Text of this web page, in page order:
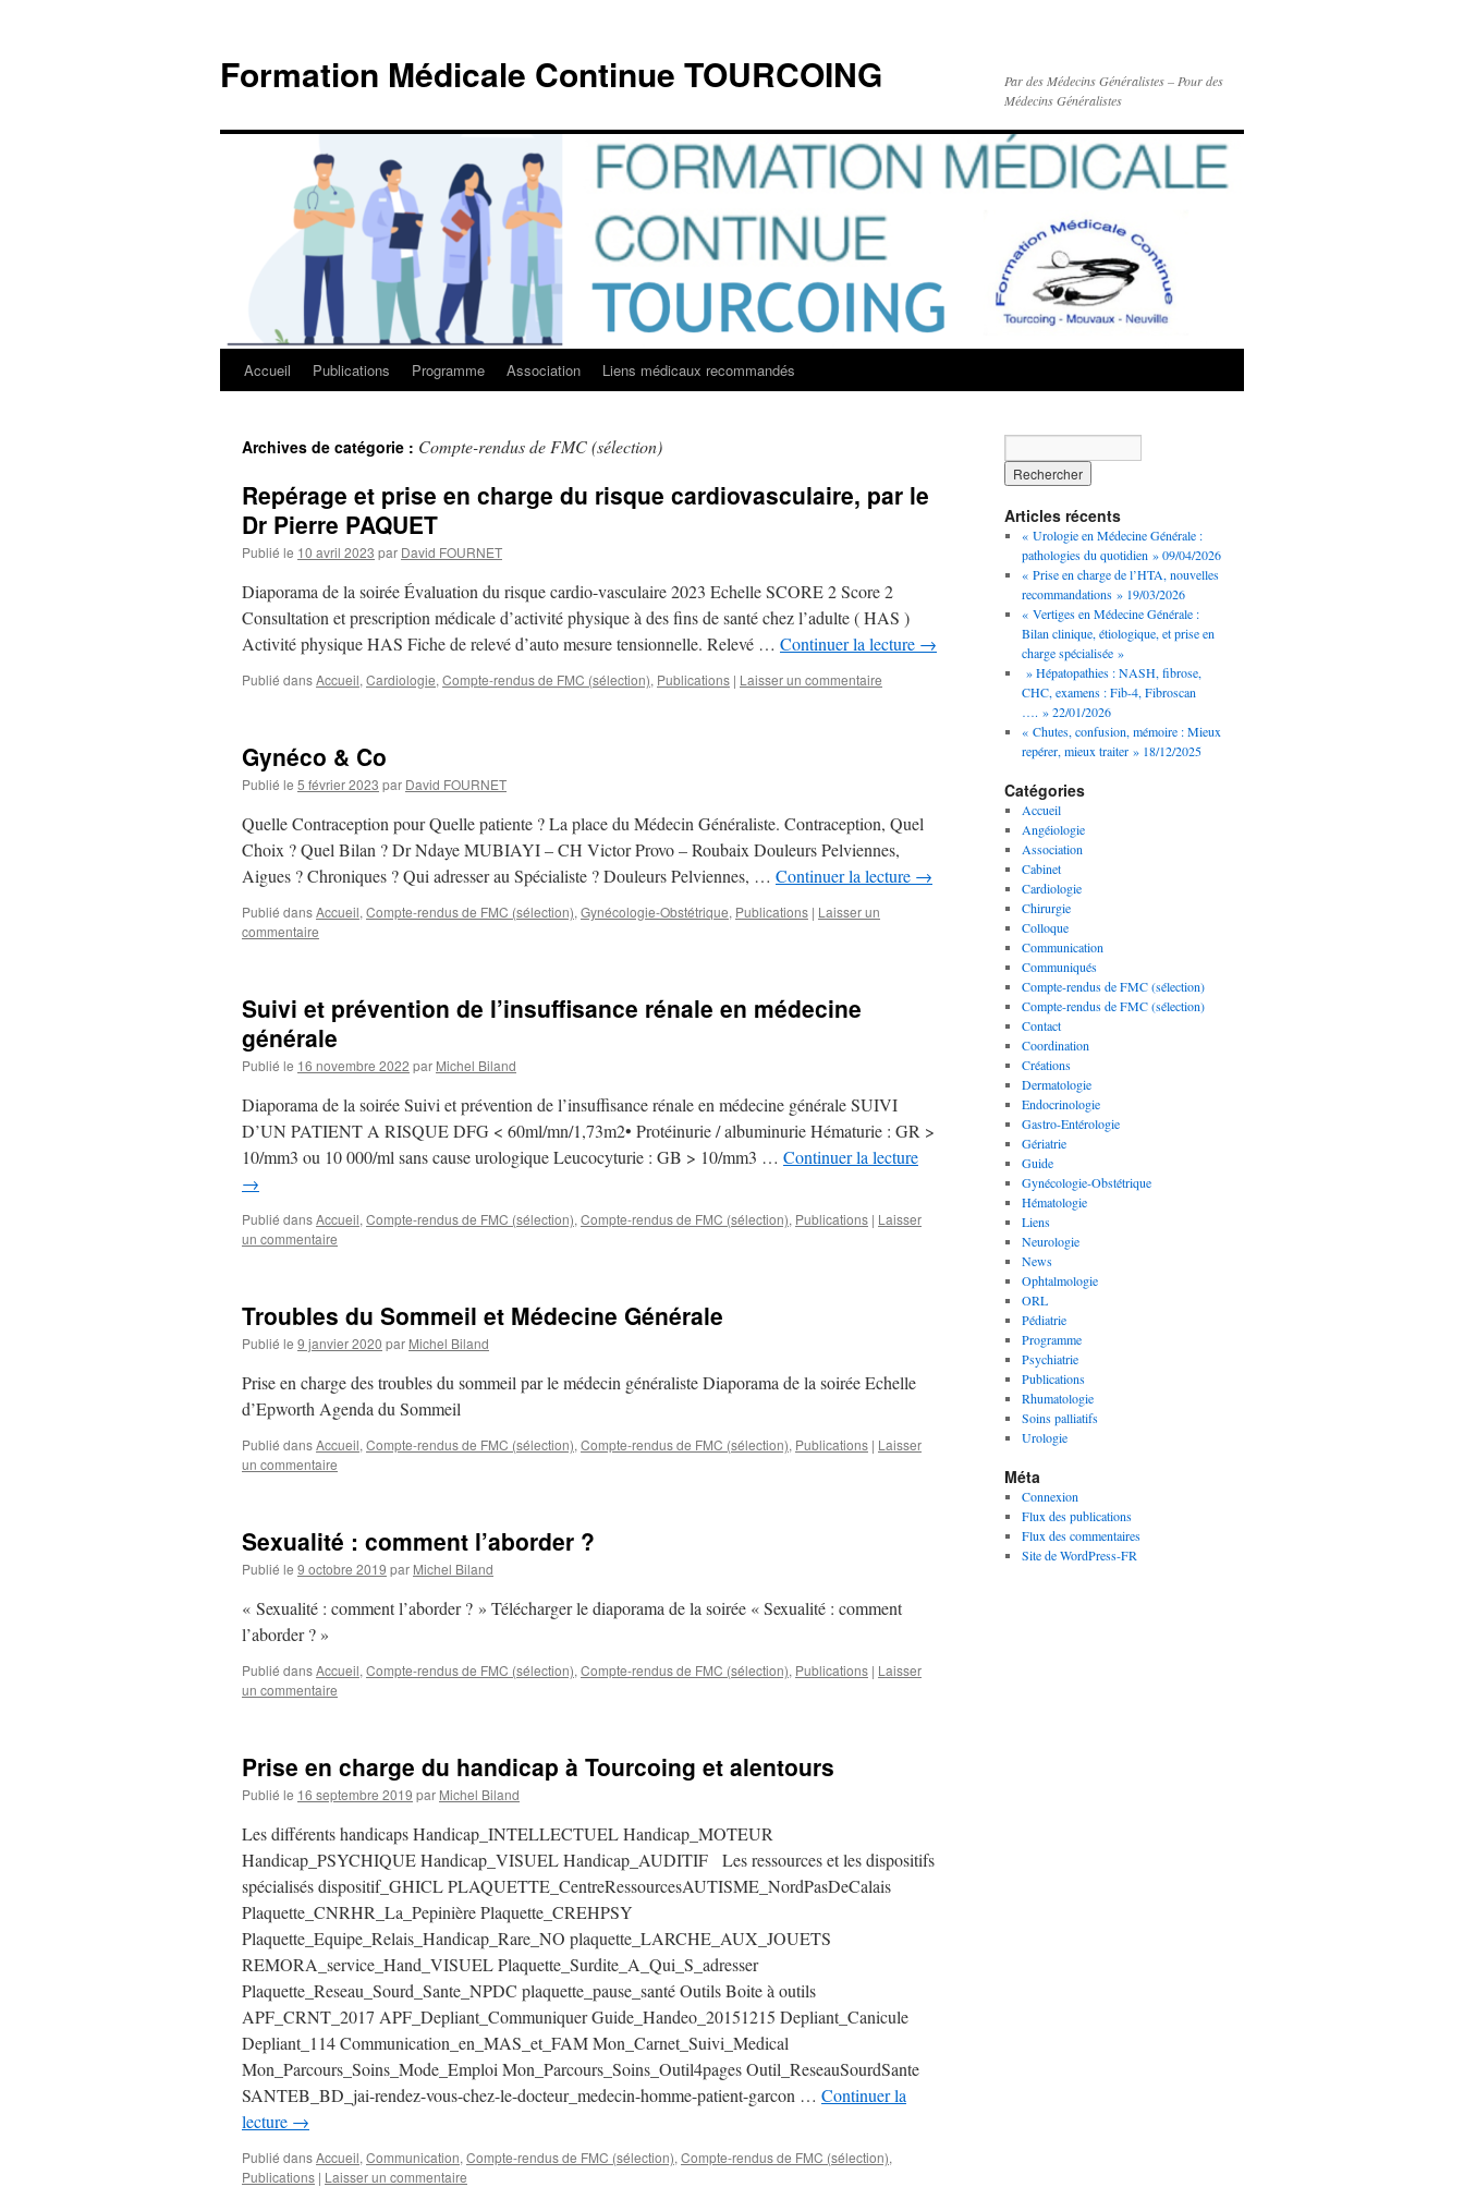
contenu
Formation Médicale Continue TOURCOING
Par des Médecins Généralistes – Pour des
Médecins Généralistes
Accueil Publications Programme Association Liens médicaux recommandés
Archives de catégorie : Compte-rendus de FMC (sélection)
Repérage et prise en charge du risque cardiovasculaire, par le
Dr Pierre PAQUET
Publié le 10 avril 2023 par David FOURNET
Diaporama de la soirée Évaluation du risque cardio-vasculaire 2023 Echelle SCORE 2 Score 2
Consultation et prescription médicale d’activité physique à des fins de santé chez l’adulte ( HAS )
Activité physique HAS Fiche de relevé d’auto mesure tensionnelle. Relevé … Continuer la lecture →
Publié dansAccueil, Cardiologie, Compte-rendus de FMC (sélection), Publications | Laisser un commentaire
Gynéco & Co
Publié le 5 février 2023 par David FOURNET
Quelle Contraception pour Quelle patiente ? La place du Médecin Généraliste. Contraception, Quel
Choix ? Quel Bilan ? Dr Ndaye MUBIAYI – CH Victor Provo – Roubaix Douleurs Pelviennes,
Aigues ? Chroniques ? Qui adresser au Spécialiste ? Douleurs Pelviennes, … Continuer la lecture →
Publié dansAccueil, Compte-rendus de FMC (sélection), Gynécologie-Obstétrique, Publications | Laisser un
commentaire
Suivi et prévention de l’insuffisance rénale en médecine
générale
Publié le 16 novembre 2022 par Michel Biland
Diaporama de la soirée Suivi et prévention de l’insuffisance rénale en médecine générale SUIVI
D’UN PATIENT A RISQUE DFG < 60ml/mn/1,73m2• Protéinurie / albuminurie Hématurie : GR >
10/mm3 ou 10 000/ml sans cause urologique Leucocyturie : GB > 10/mm3 … Continuer la lecture
→
Publié dansAccueil, Compte-rendus de FMC (sélection), Compte-rendus de FMC (sélection), Publications | Laisser
un commentaire
Troubles du Sommeil et Médecine Générale
Publié le 9 janvier 2020 par Michel Biland
Prise en charge des troubles du sommeil par le médecin généraliste Diaporama de la soirée Echelle
d’Epworth Agenda du Sommeil
Publié dansAccueil, Compte-rendus de FMC (sélection), Compte-rendus de FMC (sélection), Publications | Laisser
un commentaire
Sexualité : comment l’aborder ?
Publié le 9 octobre 2019 par Michel Biland
« Sexualité : comment l’aborder ? » Télécharger le diaporama de la soirée « Sexualité : comment
l’aborder ? »
Publié dansAccueil, Compte-rendus de FMC (sélection), Compte-rendus de FMC (sélection), Publications | Laisser
un commentaire
Prise en charge du handicap à Tourcoing et alentours
Publié le 16 septembre 2019 par Michel Biland
Les différents handicaps Handicap_INTELLECTUEL Handicap_MOTEUR
Handicap_PSYCHIQUE Handicap_VISUEL Handicap_AUDITIF Les ressources et les dispositifs
spécialisés dispositif_GHICL PLAQUETTE_CentreRessourcesAUTISME_NordPasDeCalais
Plaquette_CNRHR_La_Pepinière Plaquette_CREHPSY
Plaquette_Equipe_Relais_Handicap_Rare_NO plaquette_LARCHE_AUX_JOUETS
REMORA_service_Hand_VISUEL Plaquette_Surdite_A_Qui_S_adresser
Plaquette_Reseau_Sourd_Sante_NPDC plaquette_pause_santé Outils Boite à outils
APF_CRNT_2017 APF_Depliant_Communiquer Guide_Handeo_20151215 Depliant_Canicule
Depliant_114 Communication_en_MAS_et_FAM Mon_Carnet_Suivi_Medical
Mon_Parcours_Soins_Mode_Emploi Mon_Parcours_Soins_Outil4pages Outil_ReseauSourdSante
SANTEB_BD_jai-rendez-vous-chez-le-docteur_medecin-homme-patient-garcon … Continuer la
lecture →
Publié dansAccueil, Communication, Compte-rendus de FMC (sélection), Compte-rendus de FMC (sélection),
Publications | Laisser un commentaire
Articles récents
« Urologie en Médecine Générale :
pathologies du quotidien » 09/04/2026
« Prise en charge de l’HTA, nouvelles
recommandations » 19/03/2026
« Vertiges en Médecine Générale :
Bilan clinique, étiologique, et prise en
charge spécialisée »
» Hépatopathies : NASH, fibrose,
CHC, examens : Fib-4, Fibroscan
…. » 22/01/2026
« Chutes, confusion, mémoire : Mieux
repérer, mieux traiter » 18/12/2025
Catégories
Accueil
Angéiologie
Association
Cabinet
Cardiologie
Chirurgie
Colloque
Communication
Communiqués
Compte-rendus de FMC (sélection)
Compte-rendus de FMC (sélection)
Contact
Coordination
Créations
Dermatologie
Endocrinologie
Gastro-Entérologie
Gériatrie
Guide
Gynécologie-Obstétrique
Hématologie
Liens
Neurologie
News
Ophtalmologie
ORL
Pédiatrie
Programme
Psychiatrie
Publications
Rhumatologie
Soins palliatifs
Urologie
Méta
Connexion
Flux des publications
Flux des commentaires
Site de WordPress-FR